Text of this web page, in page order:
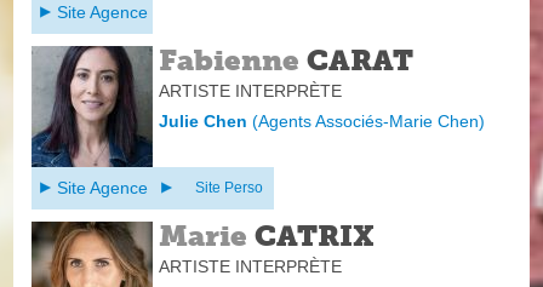
Site Agence
Fabienne CARAT
ARTISTE INTERPRÈTE
Julie Chen(Agents Associés-Marie Chen)
Site Agence Site Perso
MarieCATRIX
ARTISTE INTERPRÈTE